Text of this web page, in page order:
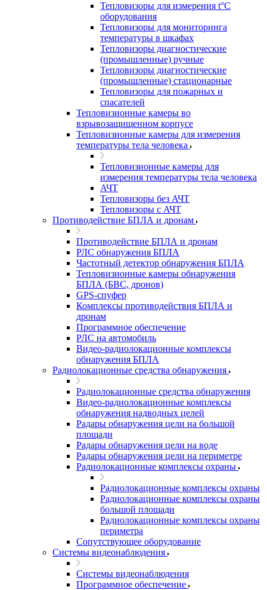
Тепловизоры для измерения t°С
оборудования
Тепловизоры для мониторинга
температуры в шкафах
Тепловизоры диагностические
(промышленные) ручные
Тепловизоры диагностические
(промышленные) стационарные
Тепловизоры для пожарных и
спасателей
Тепловизионные камеры во
взрывозащищенном корпусе
Тепловизионные камеры для измерения
температуры тела человека
Тепловизионные камеры для
измерения температуры тела человека
АЧТ
Тепловизоры без АЧТ
Тепловизоры с АЧТ
Противодействие БПЛА и дронам
Противодействие БПЛА и дронам
РЛС обнаружения БПЛА
Частотный детектор обнаружения БПЛА
Тепловизионные камеры обнаружения
БПЛА (БВС, дронов)
GPS-спуфер
Комплексы противодействия БПЛА и
дронам
Программное обеспечение
РЛС на автомобиль
Видео-радиолокационные комплексы
обнаружения БПЛА
Радиолокационные средства обнаружения
Радиолокационные средства обнаружения
Видео-радиолокационные комплексы
обнаружения надводных целей
Радары обнаружения цели на большой
площади
Радары обнаружения цели на воде
Радары обнаружения цели на периметре
Радиолокационные комплексы охраны
Радиолокационные комплексы охраны
Радиолокационные комплексы охраны
большой площади
Радиолокационные комплексы охраны
периметра
Сопутствующее оборудование
Системы видеонаблюдения
Системы видеонаблюдения
Программное обеспечение